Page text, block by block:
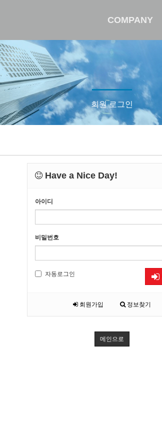
COMPANY
회원 로그인
Have a Nice Day!
아이디
비밀번호
자동로그인
회원가입 정보찾기
메인으로